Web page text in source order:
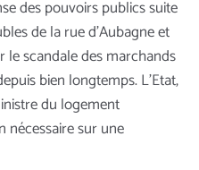
des pouvoirs publics suite
de la rue d’Aubagne et
le scandale des marchands
bien longtemps. L’Etat,
du logement
nécessaire sur une